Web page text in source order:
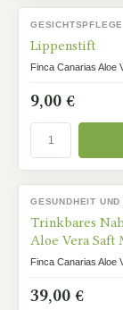
GESICHTSPFLEGE
Lippenstift
Finca Canarias Aloe
9,00 €
GESUNDHEIT UND
Trinkbares
Aloe Vera
Finca Canarias Aloe
39,00 €